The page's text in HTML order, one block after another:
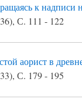
к надписи
С. 111 - 122
аорист в
С. 179 - 195